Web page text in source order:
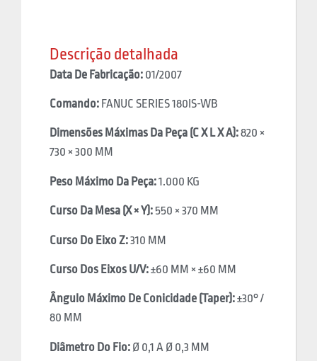
Descrição detalhada
Data De Fabricação: 01/2007
Comando: FANUC SERIES 180IS-WB
Dimensões Máximas Da Peça (C X L X A):820 ×
730 × 300 MM
Peso Máximo Da Peça:1.000 KG
Curso Da Mesa (X × Y): 550 × 370 MM
Curso Do Eixo Z:310 MM
Curso Dos Eixos U/V:±60 MM × ±60 MM
Ângulo Máximo De Conicidade (Taper):±30° /
80 MM
Diâmetro Do Fio: Ø 0,1 A Ø 0,3 MM